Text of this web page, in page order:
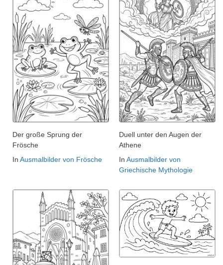
Der große Sprung der
Frösche
In Ausmalbilder von Frösche
Duell unter den Augen der
Athene
In Ausmalbilder von
Griechische Mythologie